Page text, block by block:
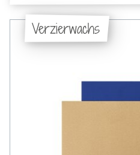
Verzierwachs